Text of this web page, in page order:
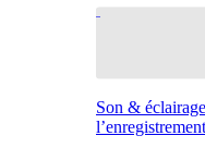
Son &